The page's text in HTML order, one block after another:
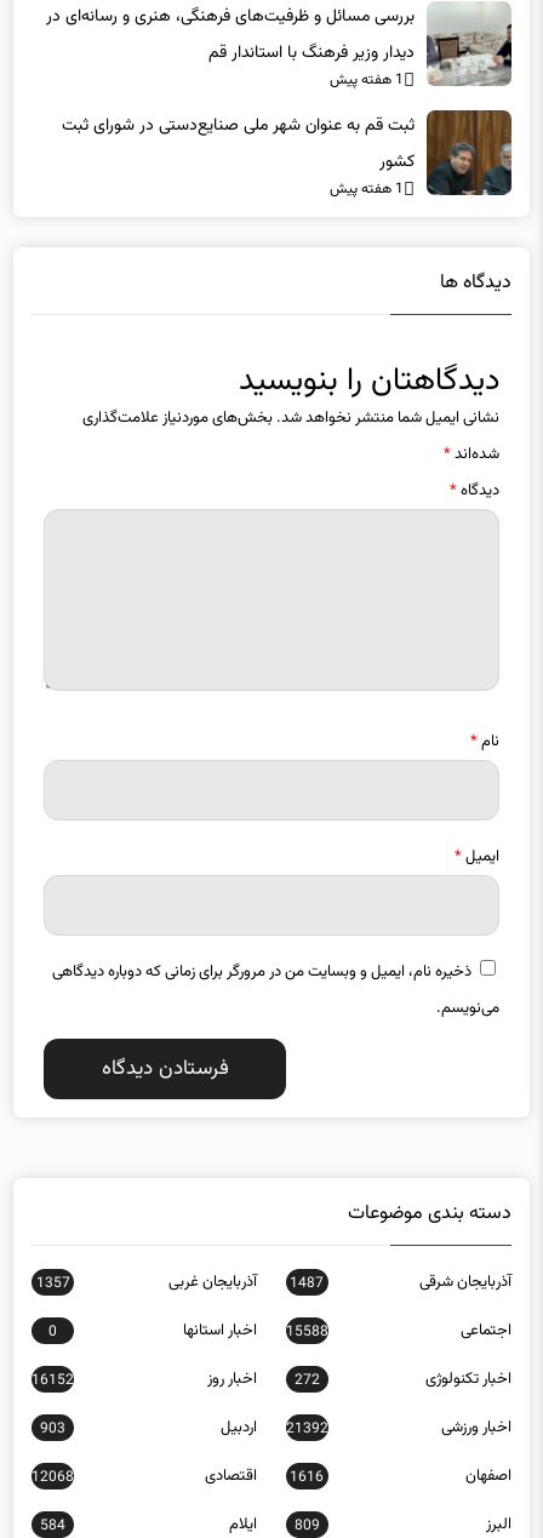
بررسی مسائل و ظرفیت‌های فرهنگی، هنری و رسانه‌ای در
دیدار وزیر فرهنگ با استاندار قم
1 هفته پیش
ثبت قم به عنوان شهر ملی صنایع‌دستی در شورای ثبت
کشور
1 هفته پیش
دیدگاه ها
دیدگاهتان را بنویسید
نشانی ایمیل شما منتشر نخواهد شد. بخش‌های موردنیاز علامت‌گذاری
شده‌اند*
دیدگاه*
نام*
ایمیل*
ذخیره نام، ایمیل و وبسایت من در مرورگر برای زمانی که دوباره دیدگاهی
می‌نویسم.
دسته بندی موضوعات
آذربایجان شرقی 1487 آذربایجان غربی 1357
اجتماعی 15588 اخبار استانها 0
اخبار تکنولوژی 272 اخبار روز 16152
اخبار ورزشی 21392 اردبیل 903
اصفهان 1616 اقتصادی 12068
البرز 809 ایلام 584